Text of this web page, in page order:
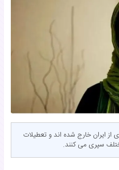
از ایران خارج شده اند و تعطیلات
سپری می کنند.